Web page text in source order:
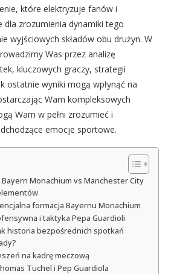
które elektryzuje fanów i
dla zrozumienia dynamiki tego
wyjściowych składów obu drużyn. W
Was przez analizę
kluczowych graczy, strategii
ostatnie wyniki mogą wpłynąć na
Wam kompleksowych
Wam w pełni zrozumieć i
emocje sportowe.
Monachium vs Manchester City
formacja Bayernu Monachium
i taktyka Pepa Guardioli
historia bezpośrednich spotkań
na kadrę meczową
Tuchel i Pep Guardiola